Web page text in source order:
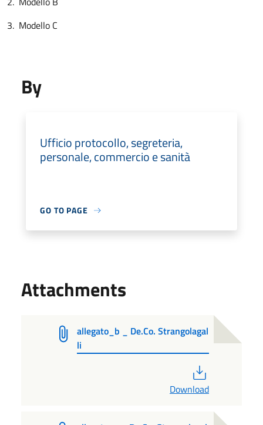
3. Modello C
By
Ufficio protocollo, segreteria,
personale, commercio e sanità
GO TO PAGE
Attachments
allegato_b _ De.Co. Strangolagal
li
Download